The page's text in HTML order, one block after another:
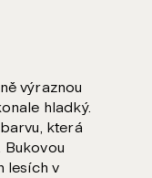
výraznou
hladký.
která
Bukovou
lesích v